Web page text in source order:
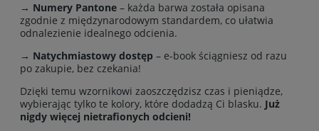
→ Numery Pantone – każda barwa została opisana
zgodnie z międzynarodowym standardem, co ułatwia
odnalezienie idealnego odcienia.
→ Natychmiastowy dostęp – e-book ściągniesz od razu
po zakupie, bez czekania!
Dzięki temu wzornikowi zaoszczędzisz czas i pieniądze,
wybierając tylko te kolory, które dodadzą Ci blasku. Już
nigdy więcej nietrafionych odcieni!